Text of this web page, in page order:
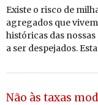
Existe o risco de
agregados que
históricas das
a ser despejados.
Não às taxas